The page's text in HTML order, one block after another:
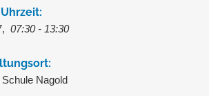
07:30 - 13:30
Nagold